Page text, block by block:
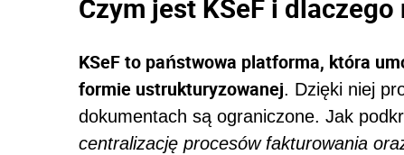
Czym jest KSeF i dlaczego
KSeF to państwowa platforma, która
formie ustrukturyzowanej. Dzięki niej
dokumentach są ograniczone. Jak
centralizację procesów fakturowania